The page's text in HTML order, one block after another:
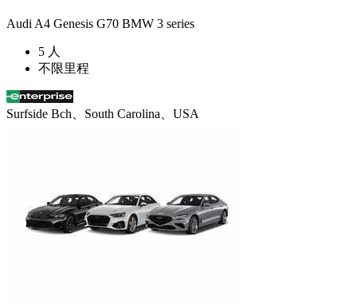
Audi A4 Genesis G70 BMW 3 series
5 人
不限里程
Surfside Bch、South Carolina、USA